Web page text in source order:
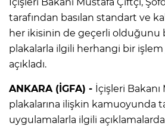
tarafından basılan standart ve
her ikisinin de geçerli olduğunu
plakalarla ilgili herhangi bir işlem
açıkladı.
ANKARA (İGFA) - İçişleri
plakalarına ilişkin kamuoyunda
uygulamalarla ilgili